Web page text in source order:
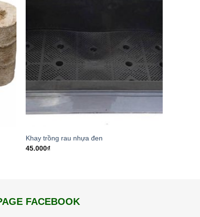
Khay trồng rau nhựa đen
45.000₫
FACEBOOK